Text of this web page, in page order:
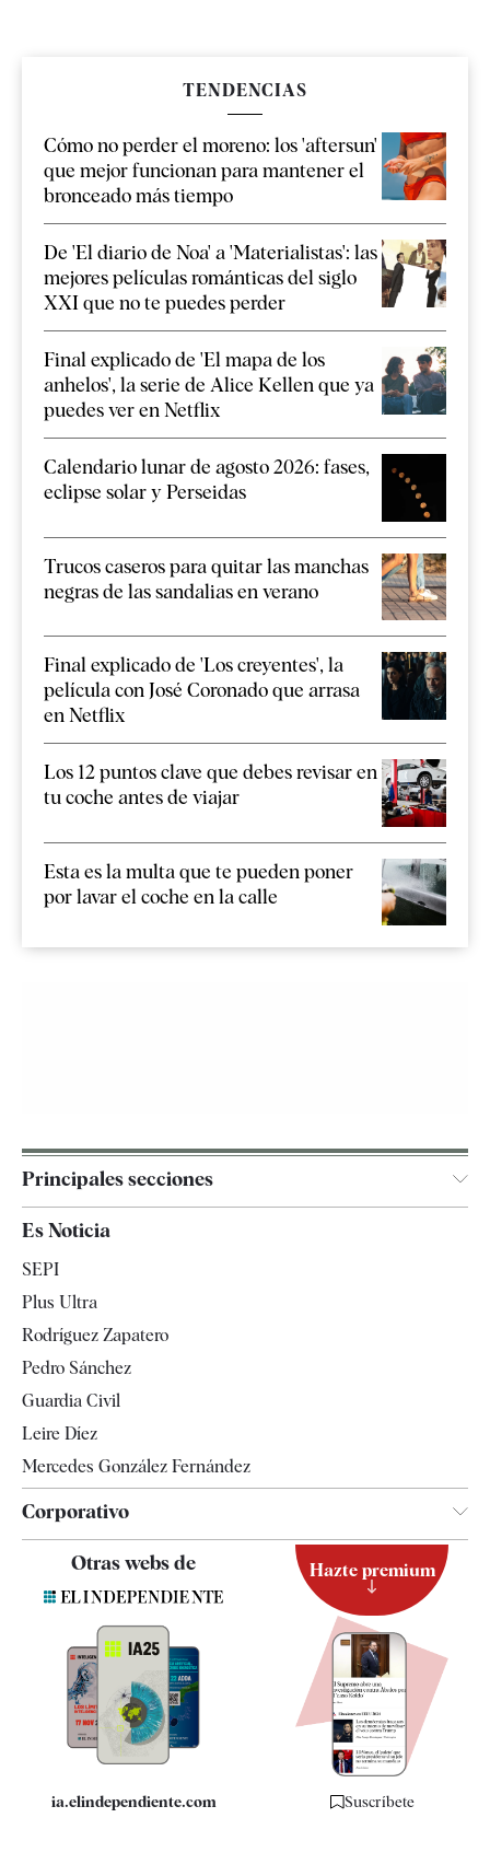
TENDENCIAS
Cómo no perder el moreno: los 'aftersun'
que mejor funcionan para mantener el
bronceado más tiempo
De 'El diario de Noa' a 'Materialistas': las
mejores películas románticas del siglo
XXI que no te puedes perder
Final explicado de 'El mapa de los
anhelos', la serie de Alice Kellen que ya
puedes ver en Netflix
Calendario lunar de agosto 2026: fases,
eclipse solar y Perseidas
Trucos caseros para quitar las manchas
negras de las sandalias en verano
Final explicado de 'Los creyentes', la
película con José Coronado que arrasa
en Netflix
Los 12 puntos clave que debes revisar en
tu coche antes de viajar
Esta es la multa que te pueden poner
por lavar el coche en la calle
Principales secciones
España
Televisión
Es Noticia
SEPI
Plus Ultra
Rodríguez Zapatero
Pedro Sánchez
Guardia Civil
Leire Díez
Mercedes González Fernández
Corporativo
Contacto
Quiénes somos
Especificaciones
Otras webs de
ia.elindependiente.com
Hazte premium
Suscríbete